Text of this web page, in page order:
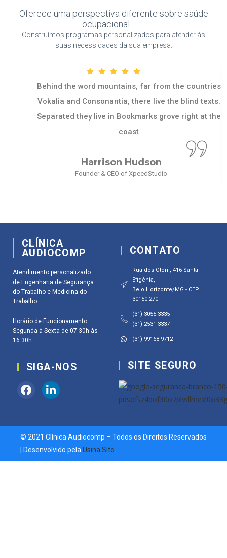
Oferece uma perspectiva diferente sobre saúde
ocupacional.
Construímos programas personalizados para atender às
suas necessidades da sua empresa.
Behind the word mountains, far from the countries
Vokalia and Consonantia, there live the blind texts.
Separated they live in Bookmarks grove right at the
coast
Harrison Hudson
Founder & CEO of XpeedStudio
CLÍNICA
AUDIOCOMP
Atendimento personalizado
de Engenharia de Segurança
do Trabalho e Medicina do
Trabalho.
Horário de Funcionamento:
Segunda à Sexta de 07:30h às
16:30h
CONTATO
Rua dos Otoni, 416 Santa
Efigênia,
Belo Horizonte/MG - CEP
30150-270
(31) 3055-3335
(31) 2531-3337
(31) 99168-9712
SIGA-NOS SITE SEGURO
© 2021 Clínica Audiocomp – Todos os Direitos Reservados
| Desenvolvido pela Usina Site